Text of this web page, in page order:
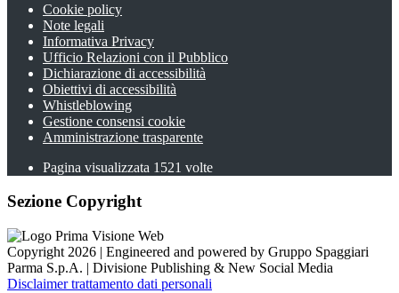
Cookie policy
Note legali
Informativa Privacy
Ufficio Relazioni con il Pubblico
Dichiarazione di accessibilità
Obiettivi di accessibilità
Whistleblowing
Gestione consensi cookie
Amministrazione trasparente
Pagina visualizzata 1521 volte
Sezione Copyright
Copyright 2026 | Engineered and powered by Gruppo Spaggiari
Parma S.p.A. | Divisione Publishing & New Social Media
Disclaimer trattamento dati personali